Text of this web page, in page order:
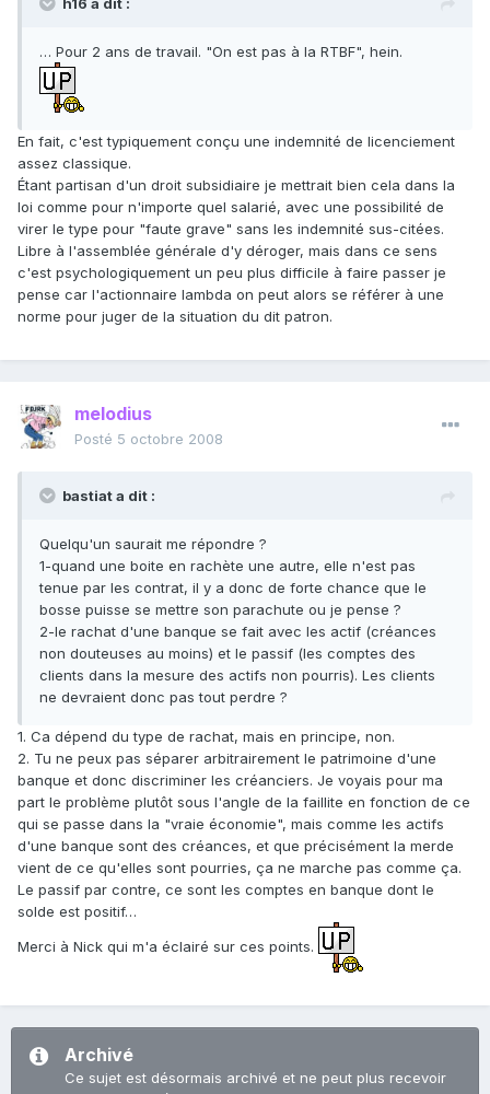
h16 a dit :
… Pour 2 ans de travail. "On est pas à la RTBF", hein.
En fait, c'est typiquement conçu une indemnité de licenciement
assez classique.
Étant partisan d'un droit subsidiaire je mettrait bien cela dans la
loi comme pour n'importe quel salarié, avec une possibilité de
virer le type pour "faute grave" sans les indemnité sus-citées.
Libre à l'assemblée générale d'y déroger, mais dans ce sens
c'est psychologiquement un peu plus difficile à faire passer je
pense car l'actionnaire lambda on peut alors se référer à une
norme pour juger de la situation du dit patron.
melodius
Posté 5 octobre 2008
bastiat a dit :
Quelqu'un saurait me répondre ?
1-quand une boite en rachète une autre, elle n'est pas
tenue par les contrat, il y a donc de forte chance que le
bosse puisse se mettre son parachute ou je pense ?
2-le rachat d'une banque se fait avec les actif (créances
non douteuses au moins) et le passif (les comptes des
clients dans la mesure des actifs non pourris). Les clients
ne devraient donc pas tout perdre ?
1. Ca dépend du type de rachat, mais en principe, non.
2. Tu ne peux pas séparer arbitrairement le patrimoine d'une
banque et donc discriminer les créanciers. Je voyais pour ma
part le problème plutôt sous l'angle de la faillite en fonction de ce
qui se passe dans la "vraie économie", mais comme les actifs
d'une banque sont des créances, et que précisément la merde
vient de ce qu'elles sont pourries, ça ne marche pas comme ça.
Le passif par contre, ce sont les comptes en banque dont le
solde est positif…
Merci à Nick qui m'a éclairé sur ces points.
Archivé
Ce sujet est désormais archivé et ne peut plus recevoir